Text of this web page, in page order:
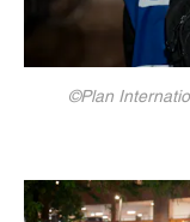
©Plan